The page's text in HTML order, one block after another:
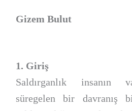
Gizem Bulut
1. Giriş
Saldırganlık insanın
süregelen bir davranış